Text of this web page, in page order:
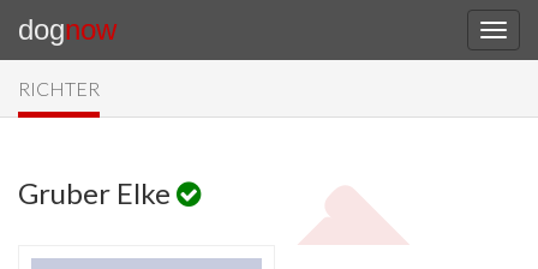
dognow
RICHTER
Gruber Elke